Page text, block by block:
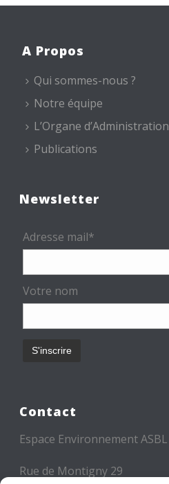
A Propos
Qui sommes-nous ?
Notre équipe
L’Organe d’Administration
Publications
Newsletter
Adresse mail*
Votre nom
Contact
Espace Environnement ASBL
Rue de Montigny 29